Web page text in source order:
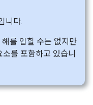
니다.
를 입힐 수는 없지만
를 포함하고 있습니